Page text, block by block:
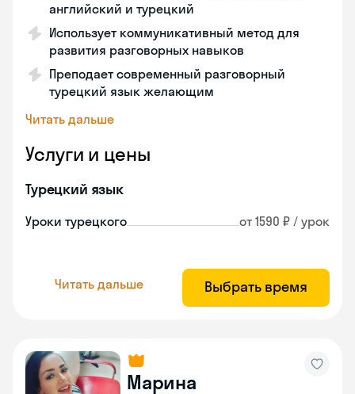
английский и турецкий
Использует коммуникативный метод для
развития разговорных навыков
Преподает современный разговорный
турецкий язык желающим
Читать дальше
Услуги и цены
Турецкий язык
Уроки турецкого от 1590 ₽ / урок
Читать дальше Выбрать время
Марина